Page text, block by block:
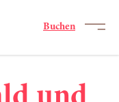
Buchen